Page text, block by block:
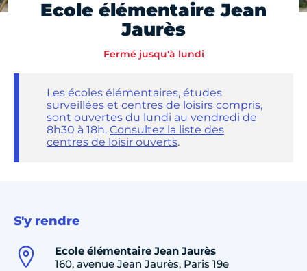
Ecole élémentaire Jean
Jaurès
Fermé jusqu'à lundi
Les écoles élémentaires, études
surveillées et centres de loisirs compris,
sont ouvertes du lundi au vendredi de
8h30 à 18h. Consultez la liste des
centres de loisir ouverts.
S'y rendre
Ecole élémentaire Jean Jaurès
160, avenue Jean Jaurès, Paris 19e